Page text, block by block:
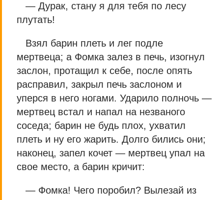
— Дурак, стану я для тебя по лесу
плутать!
Взял барин плеть и лег подле
мертвеца; а Фомка залез в печь, изогнул
заслон, протащил к себе, после опять
расправил, закрыл печь заслоном и
уперся в него ногами. Ударило полночь —
мертвец встал и напал на незваного
соседа; барин не будь плох, ухватил
плеть и ну его жарить. Долго бились они;
наконец, запел кочет — мертвец упал на
свое место, а барин кричит:
— Фомка! Чего поробил? Вылезай из